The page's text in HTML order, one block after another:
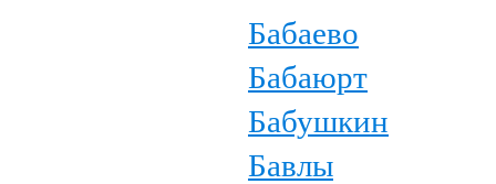
Бабаево
Бабаюрт
Бабушкин
Бавлы